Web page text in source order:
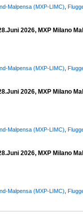
Malpensa (MXP-LIMC)
2026, MXP Milano
Malpensa (MXP-LIMC)
2026, MXP Milano
Malpensa (MXP-LIMC)
2026, MXP Milano
Malpensa (MXP-LIMC)